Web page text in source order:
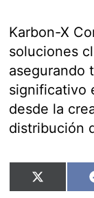
Karbon-X
soluciones
asegurando
significativo
desde la
distribución
Compartir
en
X
(Twitter)